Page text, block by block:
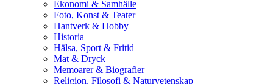
Ekonomi & Samhälle
Foto, Konst & Teater
Hantverk & Hobby
Historia
Hälsa, Sport & Fritid
Mat & Dryck
Memoarer & Biografier
Religion, Filosofi & Naturvetenskap